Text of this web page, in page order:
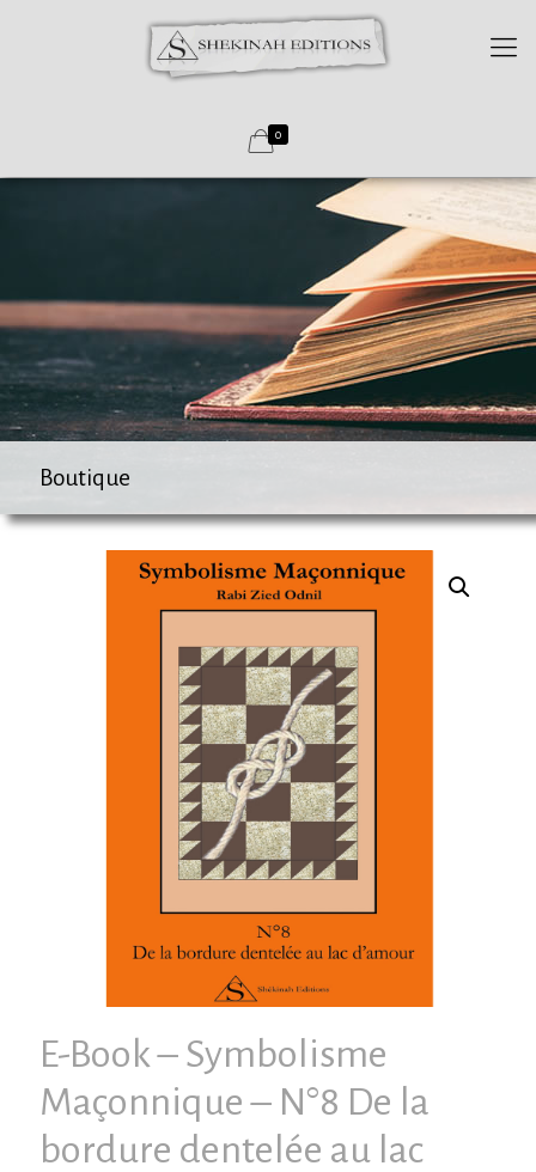
0
Boutique
E-Book – Symbolisme
Maçonnique – N°8 De la
bordure dentelée au lac